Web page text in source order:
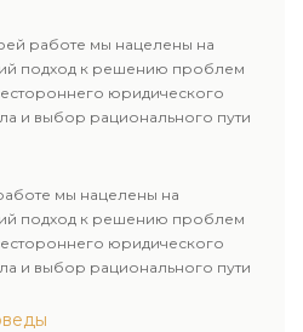
работе мы нацелены на
подход к решению проблем
юридического
и выбор рационального пути
мы нацелены на
подход к решению проблем
юридического
и выбор рационального пути